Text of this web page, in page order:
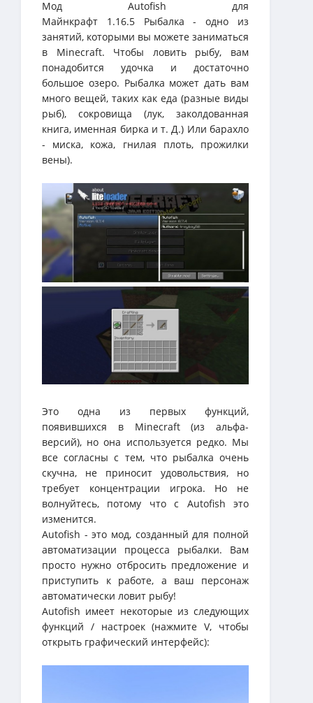
Мод Autofish для
Майнкрафт 1.16.5 Рыбалка - одно из
занятий, которыми вы можете заниматься
в Minecraft. Чтобы ловить рыбу, вам
понадобится удочка и достаточно
большое озеро. Рыбалка может дать вам
много вещей, таких как еда (разные виды
рыб), сокровища (лук, заколдованная
книга, именная бирка и т. Д.) Или барахло
- миска, кожа, гнилая плоть, прожилки
вены).
Это одна из первых функций,
появившихся в Minecraft (из альфа-
версий), но она используется редко. Мы
все согласны с тем, что рыбалка очень
скучна, не приносит удовольствия, но
требует концентрации игрока. Но не
волнуйтесь, потому что с Autofish это
изменится.
Autofish - это мод, созданный для полной
автоматизации процесса рыбалки. Вам
просто нужно отбросить предложение и
приступить к работе, а ваш персонаж
автоматически ловит рыбу!
Autofish имеет некоторые из следующих
функций / настроек (нажмите V, чтобы
открыть графический интерфейс):